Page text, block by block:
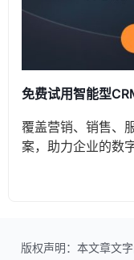
免费试用智能型
覆盖营销、销售、
案，助力企业的数
版权声明：本文章文